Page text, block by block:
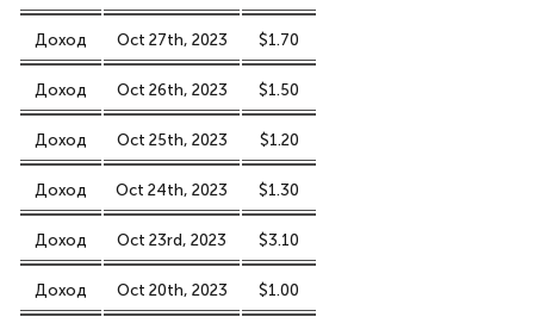
Доход Oct 27th, 2023 $1.70
Доход Oct 26th, 2023 $1.50
Доход Oct 25th, 2023 $1.20
Доход Oct 24th, 2023 $1.30
Доход Oct 23rd, 2023 $3.10
Доход Oct 20th, 2023 $1.00